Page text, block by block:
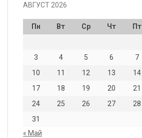
АВГУСТ 2026
Пн Вт Ср Чт Пт
3
4 5 6 7
10
11 12 13 14
17
18 19 20 21
24
25 26 27 28
31
« Май